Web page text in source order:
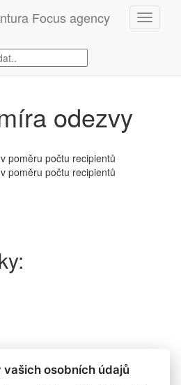
odezvy
poměru počtu recipientů
poměru počtu recipientů
Agency, s.r.o. Plné znění licenčních
osobních údajů